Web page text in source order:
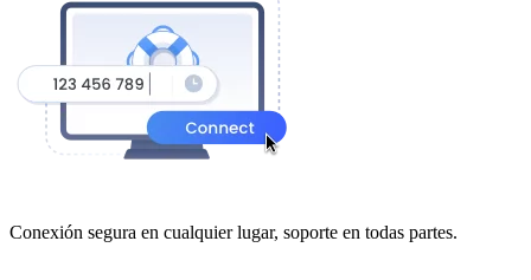
Conexión segura en cualquier lugar, soporte en todas partes.